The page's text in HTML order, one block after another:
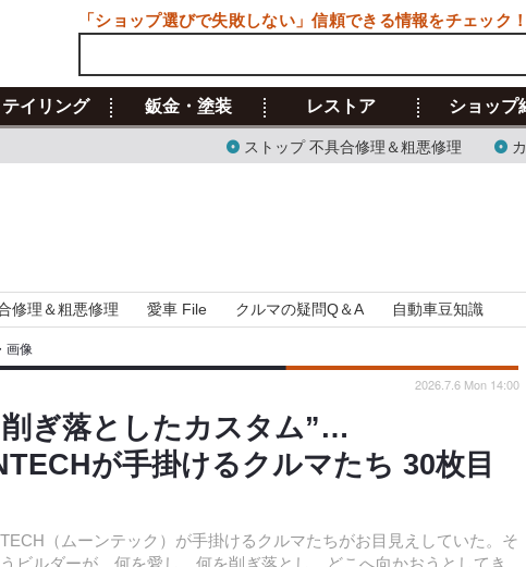
イリング 鈑金・塗装 レストア ショップ
ストップ 不具合修理＆粗悪修理
修理＆粗悪修理 愛車 File クルマの疑問Q＆A 自動車豆知識
画像
ぎ落としたカスタム”…
が手掛けるクルマたち 30枚目
（ムーンテック）が手掛けるクルマたちがお目見えしていた。そ
ビルダーが、何を愛し、何を削ぎ落とし、どこへ向かおうとしてき
2026.7.6 Mon 14:00
「ショップ選びで失敗しない」信頼できる情報をチェック！